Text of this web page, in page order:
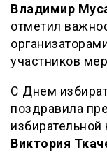
Владимир
отметил
участников
С Днем
поздравила
Виктория